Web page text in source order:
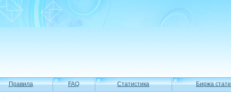
Правила FAQ Статистика Биржа